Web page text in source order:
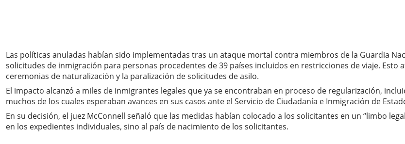
Las políticas anuladas habían sido implementadas tras un ataque mortal contra miembros de la Guardia
solicitudes de inmigración para personas procedentes de 39 países incluidos en restricciones de viaje. Esto
ceremonias de naturalización y la paralización de solicitudes de asilo.
El impacto alcanzó a miles de inmigrantes legales que ya se encontraban en proceso de regularización,
muchos de los cuales esperaban avances en sus casos ante el Servicio de Ciudadanía e Inmigración de
En su decisión, el juez McConnell señaló que las medidas habían colocado a los solicitantes en un “limbo
en los expedientes individuales, sino al país de nacimiento de los solicitantes.